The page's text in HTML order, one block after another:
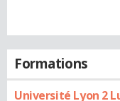
Formations
Université Lyon 2